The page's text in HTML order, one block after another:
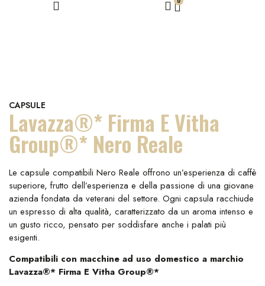
CAPSULE
Lavazza®* Firma E Vitha
Group®* Nero Reale
Le capsule compatibili Nero Reale offrono un’esperienza di caffè
superiore, frutto dell’esperienza e della passione di una giovane
azienda fondata da veterani del settore. Ogni capsula racchiude
un espresso di alta qualità, caratterizzato da un aroma intenso e
un gusto ricco, pensato per soddisfare anche i palati più
esigenti.
Compatibili con macchine ad uso domestico a marchio
Lavazza®* Firma E Vitha Group®*